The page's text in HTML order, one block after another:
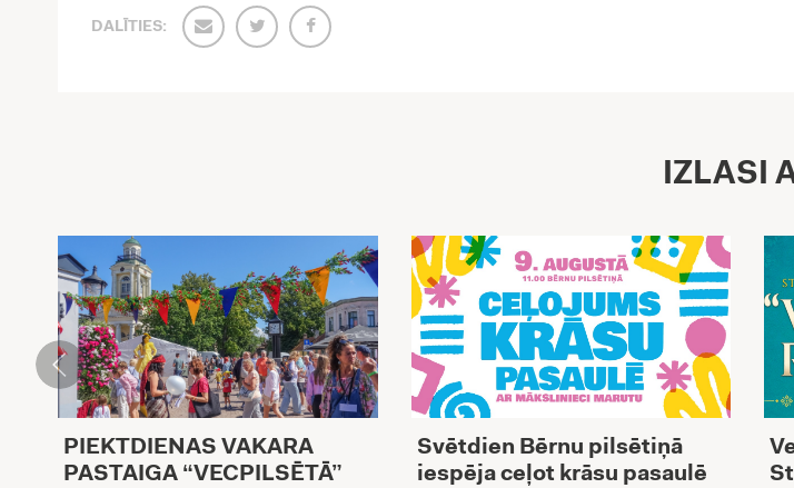
DALĪTIES:
IZLASI
PIEKTDIENAS VAKARA
PASTAIGA “VECPILSĒTĀ”
Svētdien Bērnu pilsētiņā
iespēja ceļot krāsu pasaulē